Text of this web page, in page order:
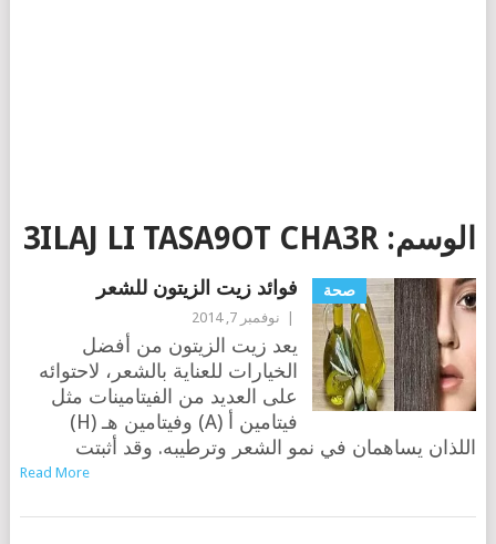
الوسم: 3ILAJ LI TASA9OT CHA3R
صحة فوائد زيت الزيتون للشعر
نوفمبر 7, 2014
يعد زيت الزيتون من أفضل
الخيارات للعناية بالشعر، لاحتوائه
على العديد من الفيتامينات مثل
فيتامين أ (A) وفيتامين هـ (H)
اللذان يساهمان في نمو الشعر وترطيبه. وقد أثبتت
Read More